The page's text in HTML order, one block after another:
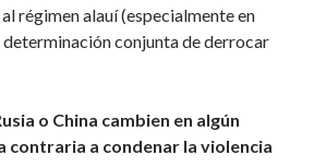
régimen alauí (especialmente en
determinación conjunta de derrocar
o China cambien en algún
contraria a condenar la violencia